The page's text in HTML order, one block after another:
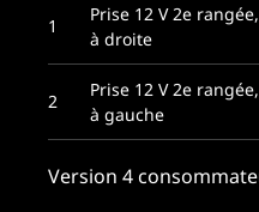
1
Prise 12 V 2e rangée,
à droite
2
Prise 12 V 2e rangée,
à gauche
Version 4